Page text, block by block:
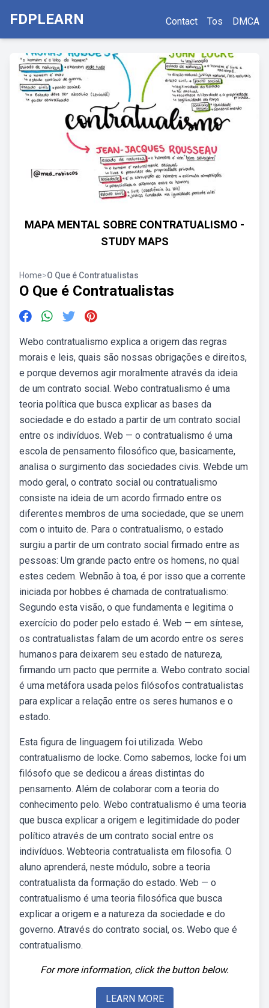
FDPLEARN Contact Tos DMCA
MAPA MENTAL SOBRE CONTRATUALISMO -
STUDY MAPS
Home>O Que é Contratualistas
O Que é Contratualistas
Webo contratualismo explica a origem das regras
morais e leis, quais são nossas obrigações e direitos,
e porque devemos agir moralmente através da ideia
de um contrato social. Webo contratualismo é uma
teoria política que busca explicar as bases da
sociedade e do estado a partir de um contrato social
entre os indivíduos. Web — o contratualismo é uma
escola de pensamento filosófico que, basicamente,
analisa o surgimento das sociedades civis. Webde um
modo geral, o contrato social ou contratualismo
consiste na ideia de um acordo firmado entre os
diferentes membros de uma sociedade, que se unem
com o intuito de. Para o contratualismo, o estado
surgiu a partir de um contrato social firmado entre as
pessoas: Um grande pacto entre os homens, no qual
estes cedem. Webnão à toa, é por isso que a corrente
iniciada por hobbes é chamada de contratualismo:
Segundo esta visão, o que fundamenta e legitima o
exercício do poder pelo estado é. Web — em síntese,
os contratualistas falam de um acordo entre os seres
humanos para deixarem seu estado de natureza,
firmando um pacto que permite a. Webo contrato social
é uma metáfora usada pelos filósofos contratualistas
para explicar a relação entre os seres humanos e o
estado.
Esta figura de linguagem foi utilizada. Webo
contratualismo de locke. Como sabemos, locke foi um
filósofo que se dedicou a áreas distintas do
pensamento. Além de colaborar com a teoria do
conhecimento pelo. Webo contratualismo é uma teoria
que busca explicar a origem e legitimidade do poder
político através de um contrato social entre os
indivíduos. Webteoria contratualista em filosofia. O
aluno aprenderá, neste módulo, sobre a teoria
contratualista da formação do estado. Web — o
contratualismo é uma teoria filosófica que busca
explicar a origem e a natureza da sociedade e do
governo. Através do contrato social, os. Webo que é
contratualismo.
For more information, click the button below.
LEARN MORE